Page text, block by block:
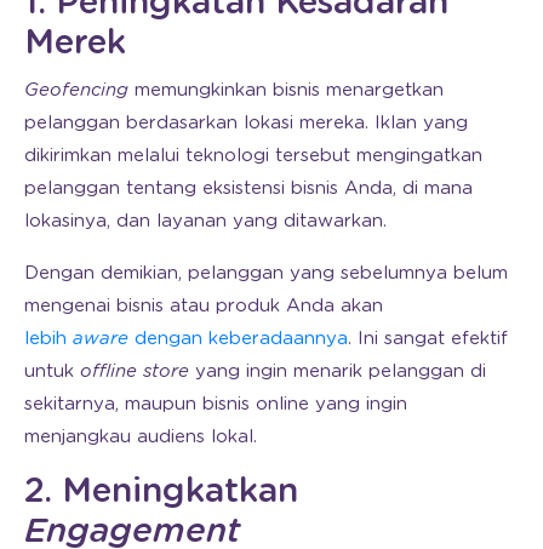
Merek
Geofencing memungkinkan bisnis menargetkan
pelanggan berdasarkan lokasi mereka. Iklan yang
dikirimkan melalui teknologi tersebut mengingatkan
pelanggan tentang eksistensi bisnis Anda, di mana
lokasinya, dan layanan yang ditawarkan.
Dengan demikian, pelanggan yang sebelumnya belum
mengenai bisnis atau produk Anda akan
lebih aware dengan keberadaannya. Ini sangat efektif
untuk offline store yang ingin menarik pelanggan di
sekitarnya, maupun bisnis online yang ingin
menjangkau audiens lokal.
2. Meningkatkan
Engagement